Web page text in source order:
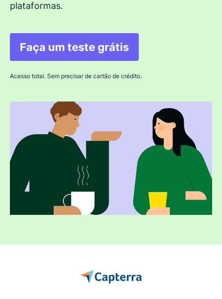
plataformas.
Faça um teste grátis
Abre em uma nova janela
Acesso total. Sem precisar de cartão de crédito.